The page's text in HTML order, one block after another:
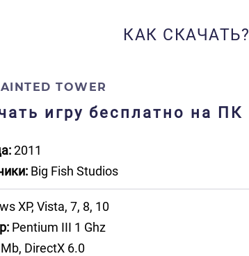
КАК СКАЧАТЬ?
TOWER
игру бесплатно на ПК
2011
Big Fish Studios
XP, Vista, 7, 8, 10
Pentium III 1 Ghz
DirectX 6.0